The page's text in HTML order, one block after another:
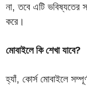
না, তবে এটি ভবিষ্যতের
করে।
মোবাইলে কি শেখা যাবে?
হ্যাঁ, কোর্স মোবাইলে